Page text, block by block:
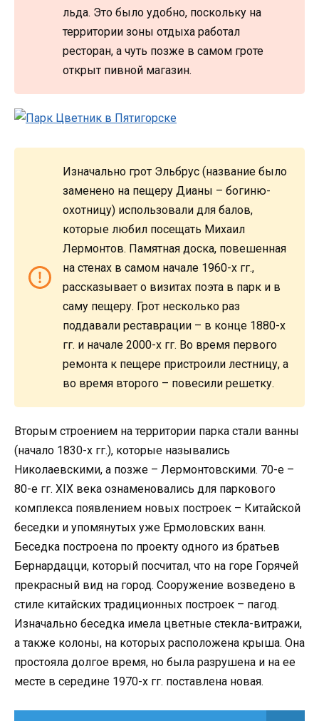
льда. Это было удобно, поскольку на
территории зоны отдыха работал
ресторан, а чуть позже в самом гроте
открыт пивной магазин.
Изначально грот Эльбрус (название было
заменено на пещеру Дианы – богиню-
охотницу) использовали для балов,
которые любил посещать Михаил
Лермонтов. Памятная доска, повешенная
на стенах в самом начале 1960-х гг.,
рассказывает о визитах поэта в парк и в
саму пещеру. Грот несколько раз
поддавали реставрации – в конце 1880-х
гг. и начале 2000-х гг. Во время первого
ремонта к пещере пристроили лестницу, а
во время второго – повесили решетку.
Вторым строением на территории парка стали ванны
(начало 1830-х гг.), которые назывались
Николаевскими, а позже – Лермонтовскими. 70-е –
80-е гг. XIX века ознаменовались для паркового
комплекса появлением новых построек – Китайской
беседки и упомянутых уже Ермоловских ванн.
Беседка построена по проекту одного из братьев
Бернардацци, который посчитал, что на горе Горячей
прекрасный вид на город. Сооружение возведено в
стиле китайских традиционных построек – пагод.
Изначально беседка имела цветные стекла-витражи,
а также колоны, на которых расположена крыша. Она
простояла долгое время, но была разрушена и на ее
месте в середине 1970-х гг. поставлена новая.